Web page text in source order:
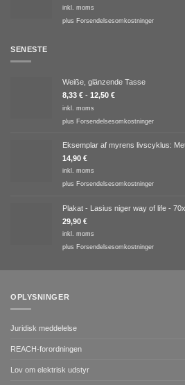
inkl. moms
plus Forsendelsesomkostninger
SENESTE
Weiße, glänzende Tasse
8,33 € - 12,50 €
inkl. moms
plus Forsendelsesomkostninger
Eksemplar af myrens livscyklus:
14,90 €
inkl. moms
plus Forsendelsesomkostninger
Plakat - Lasius niger way of life -
29,90 €
inkl. moms
plus Forsendelsesomkostninger
OPLYSNINGER
Juridisk meddelelse
REACH-forordningen
Lov om elektrisk udstyr